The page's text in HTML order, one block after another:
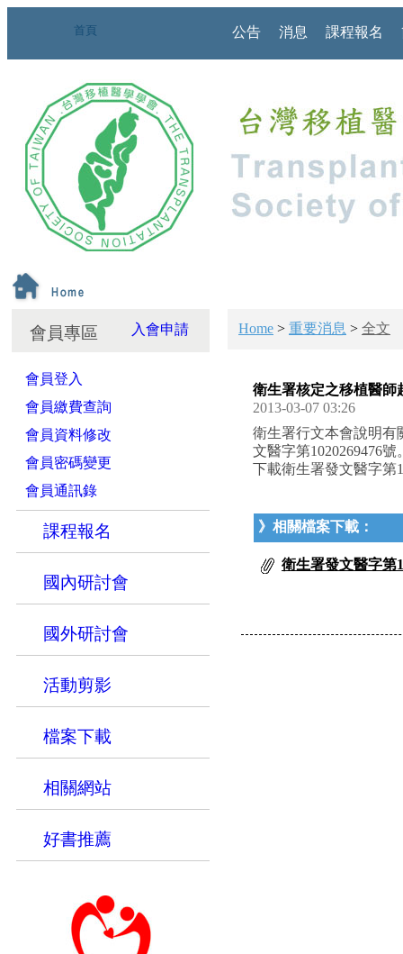
首頁 公告 消息 課程報名
會員專區 入會申請
會員登入
會員繳費查詢
會員資料修改
會員密碼變更
會員通訊錄
課程報名
國內研討會
國外研討會
活動剪影
檔案下載
相關網站
好書推薦
Home > 重要消息 > 全文
衛生署核定之移植醫師
2013-03-07 03:26
衛生署行文本會說明有
文醫字第1020269476號
下載衛生署發文醫字第
》相關檔案下載：
衛生署發文醫字第